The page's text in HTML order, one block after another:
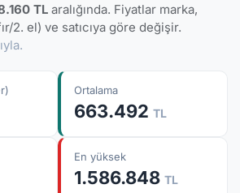
TL aralığında. Fiyatlar marka,
2. el) ve satıcıya göre değişir.
Ortalama
663.492 TL
En yüksek
1.586.848 TL